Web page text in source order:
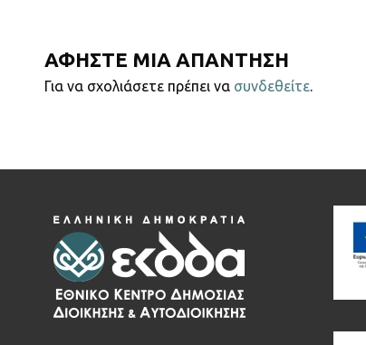
ΑΦΗΣΤΕ ΜΙΑ ΑΠΑΝΤΗΣΗ
Για να σχολιάσετε πρέπει να συνδεθείτε.